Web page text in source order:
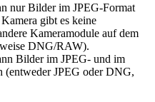
nur Bilder im JPEG-Format
gibt es keine
Kameramodule auf dem
DNG/RAW).
Bilder im JPEG- und im
JPEG oder DNG,